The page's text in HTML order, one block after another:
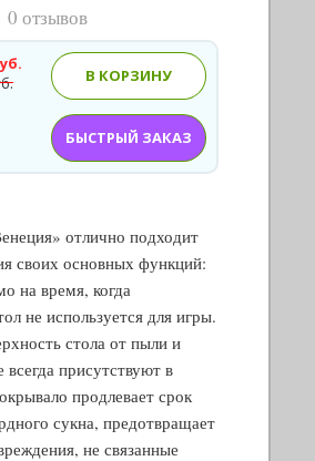
0 отзывов
В КОРЗИНУ
БЫСТРЫЙ ЗАКАЗ
отлично подходит
своих основных функций:
на время, когда
не используется для игры.
стола от пыли и
всегда присутствуют в
продлевает срок
сукна, предотвращает
не связанные